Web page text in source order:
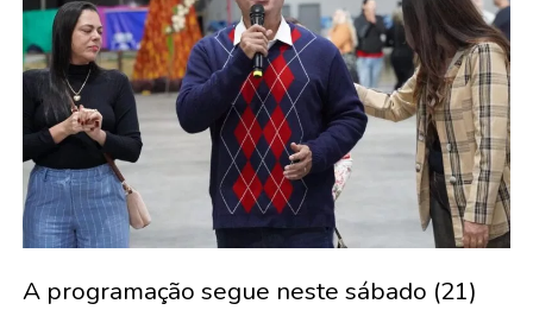
A programação segue neste sábado (21)